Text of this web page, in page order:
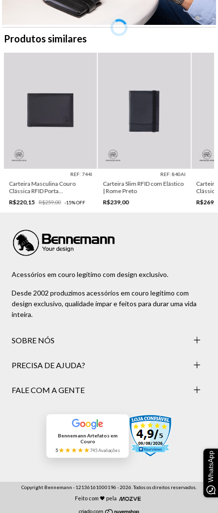
Produtos similares
REF: 744I
Carteira Masculina Couro
Clássica RFID Porta
Documentos| Madrid Preto
R$220,15 R$259,00 -15%OFF
REF: 840AI
Carteira Slim RFID com Elástico
| Rome Preto
R$239,00
WhatsApp
Acessórios em couro legítimo com design exclusivo.
Desde 2002 produzimos acessórios em couro legítimo com
design exclusivo, qualidade ímpar e feitos para durar uma vida
inteira.
SOBRE NÓS
PRECISA DE AJUDA?
FALE COM A GENTE
Bennemann Artefatos em
Couro
5★★★★★745 Avaliações
Copyright Bennemann - 12136161000196 - 2026. Todos os direitos reservados.
Feito com 🖤 pela